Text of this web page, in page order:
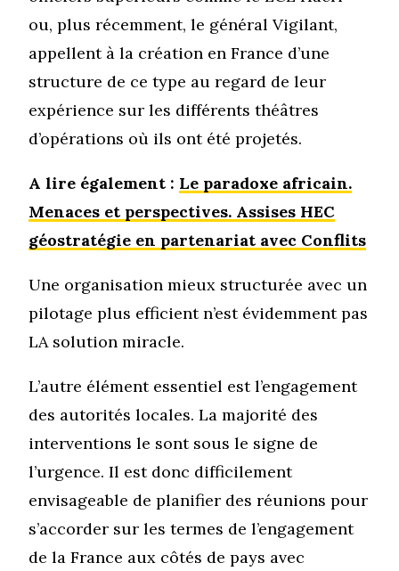
ou, plus récemment, le général Vigilant,
appellent à la création en France d’une
structure de ce type au regard de leur
expérience sur les différents théâtres
d’opérations où ils ont été projetés.
A lire également : Le paradoxe africain.
Menaces et perspectives. Assises HEC
géostratégie en partenariat avec Conflits
Une organisation mieux structurée avec un
pilotage plus efficient n’est évidemment pas
LA solution miracle.
L’autre élément essentiel est l’engagement
des autorités locales. La majorité des
interventions le sont sous le signe de
l’urgence. Il est donc difficilement
envisageable de planifier des réunions pour
s’accorder sur les termes de l’engagement
de la France aux côtés de pays avec